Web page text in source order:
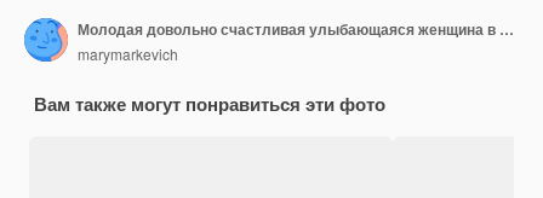
Молодая довольно счастливая улыбающаяся женщина в желтом платье с принтом и вязаном белом свитере в солнечный осенний день веселится на улице в стильной одежде и белых сапогах
marymarkevich
Вам также могут понравиться эти фото